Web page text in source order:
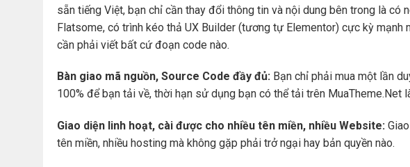
sẵn tiếng Việt, bạn chỉ cần thay đổi thông tin và nội dung bên trong là
Flatsome, có trình kéo thả UX Builder (tương tự Elementor) cực kỳ
cần phải viết bất cứ đoạn code nào.
Bàn giao mã nguồn, Source Code đầy đủ: Bạn chỉ phải mua một lần
100% để bạn tải về, thời hạn sử dụng bạn có thể tải trên MuaTheme.Net
Giao diện linh hoạt, cài được cho nhiều tên miền, nhiều Website:
tên miền, nhiều hosting mà không gặp phải trở ngại hay bản quyền nào.